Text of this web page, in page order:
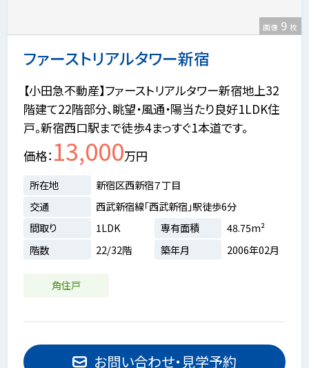
ファーストリアルタワー新宿
画像 9 枚
【小田急不動産】ファーストリアルタワー新宿地上32
階建て22階部分、眺望・風通・陽当たり良好1LDK住
戸。新宿西口駅まで徒歩4まっすぐ1本道です。
価格 13,000万円
所在地
新宿区西新宿７丁目
交通
西武新宿線「西武新宿」駅徒歩6分
間取り
1LDK 専有面積
48.75m²
階数
22/32階 築年月 2006年02月
角住戸
お問い合わせ・見学予約